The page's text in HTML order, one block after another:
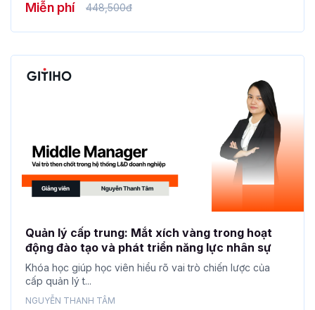
Miễn phí 448,500đ
Quản lý cấp trung: Mắt xích vàng trong hoạt
động đào tạo và phát triển năng lực nhân sự
Khóa học giúp học viên hiểu rõ vai trò chiến lược của
cấp quản lý t...
NGUYỄN THANH TÂM